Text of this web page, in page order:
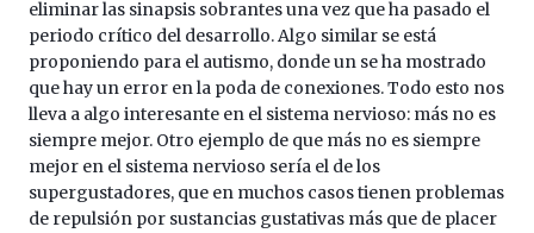
eliminar las sinapsis sobrantes una vez que ha pasado el
periodo crítico del desarrollo. Algo similar se está
proponiendo para el autismo, donde un se ha mostrado
que hay un error en la poda de conexiones. Todo esto nos
lleva a algo interesante en el sistema nervioso: más no es
siempre mejor. Otro ejemplo de que más no es siempre
mejor en el sistema nervioso sería el de los
supergustadores, que en muchos casos tienen problemas
de repulsión por sustancias gustativas más que de placer